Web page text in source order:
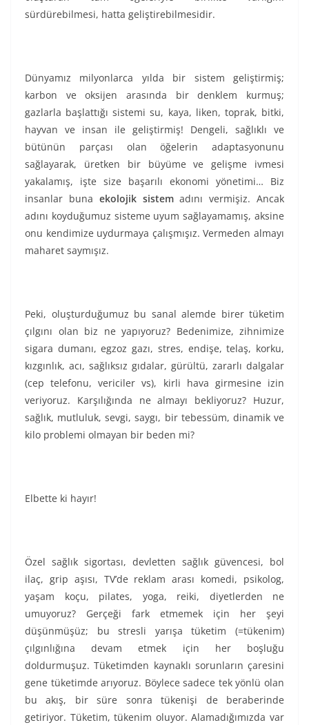
sürdürebilmesi, hatta geliştirebilmesidir.
Dünyamız milyonlarca yılda bir sistem geliştirmiş;
karbon ve oksijen arasında bir denklem kurmuş;
gazlarla başlattığı sistemi su, kaya, liken, toprak, bitki,
hayvan ve insan ile geliştirmiş! Dengeli, sağlıklı ve
bütünün parçası olan öğelerin adaptasyonunu
sağlayarak, üretken bir büyüme ve gelişme ivmesi
yakalamış, işte size başarılı ekonomi yönetimi… Biz
insanlar buna ekolojik sistemadını vermişiz. Ancak
adını koyduğumuz sisteme uyum sağlayamamış, aksine
onu kendimize uydurmaya çalışmışız. Vermeden almayı
maharet saymışız.
Peki, oluşturduğumuz bu sanal alemde birer tüketim
çılgını olan biz ne yapıyoruz? Bedenimize, zihnimize
sigara dumanı, egzoz gazı, stres, endişe, telaş, korku,
kızgınlık, acı, sağlıksız gıdalar, gürültü, zararlı dalgalar
(cep telefonu, vericiler vs), kirli hava girmesine izin
veriyoruz. Karşılığında ne almayı bekliyoruz? Huzur,
sağlık, mutluluk, sevgi, saygı, bir tebessüm, dinamik ve
kilo problemi olmayan bir beden mi?
Elbette ki hayır!
Özel sağlık sigortası, devletten sağlık güvencesi, bol
ilaç, grip aşısı, TV’de reklam arası komedi, psikolog,
yaşam koçu, pilates, yoga, reiki, diyetlerden ne
umuyoruz? Gerçeği fark etmemek için her şeyi
düşünmüşüz; bu stresli yarışa tüketim (=tükenim)
çılgınlığına devam etmek için her boşluğu
doldurmuşuz. Tüketimden kaynaklı sorunların çaresini
gene tüketimde arıyoruz. Böylece sadece tek yönlü olan
bu akış, bir süre sonra tükenişi de beraberinde
getiriyor. Tüketim, tükenim oluyor. Alamadığımızda var